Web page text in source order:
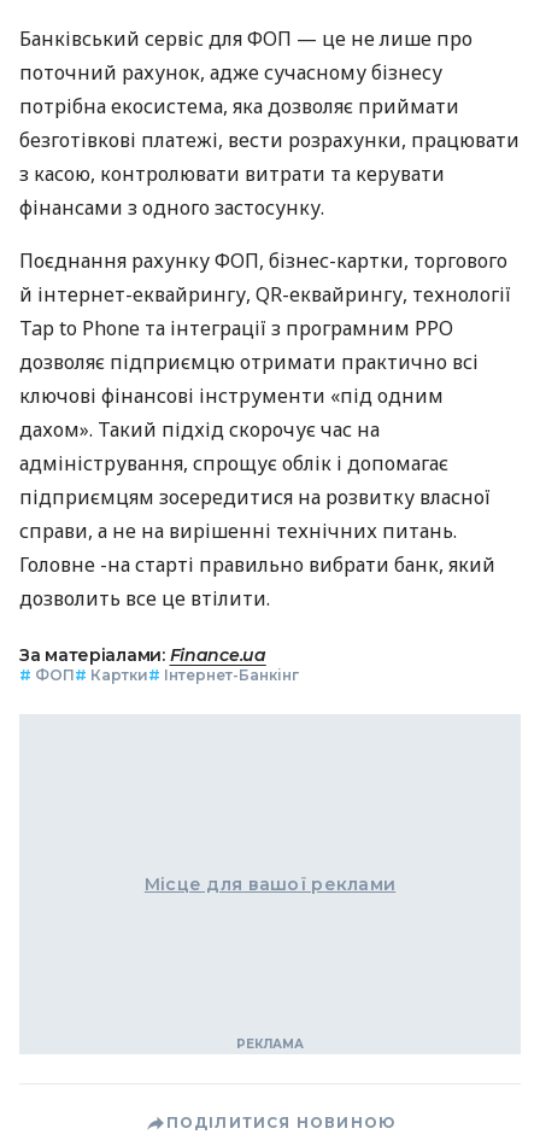
Банківський сервіс для ФОП — це не лише про
поточний рахунок, адже сучасному бізнесу
потрібна екосистема, яка дозволяє приймати
безготівкові платежі, вести розрахунки, працювати
з касою, контролювати витрати та керувати
фінансами з одного застосунку.
Поєднання рахунку ФОП, бізнес-картки, торгового
й інтернет-еквайрингу, QR-еквайрингу, технології
Tap to Phone та інтеграції з програмним РРО
дозволяє підприємцю отримати практично всі
ключові фінансові інструменти «під одним
дахом». Такий підхід скорочує час на
адміністрування, спрощує облік і допомагає
підприємцям зосередитися на розвитку власної
справи, а не на вирішенні технічних питань.
Головне -на старті правильно вибрати банк, який
дозволить все це втілити.
За матеріалами: Finance.ua
# ФОП# Картки# Інтернет-Банкінг
Місце для вашої реклами
ПОДІЛИТИСЯ НОВИНОЮ